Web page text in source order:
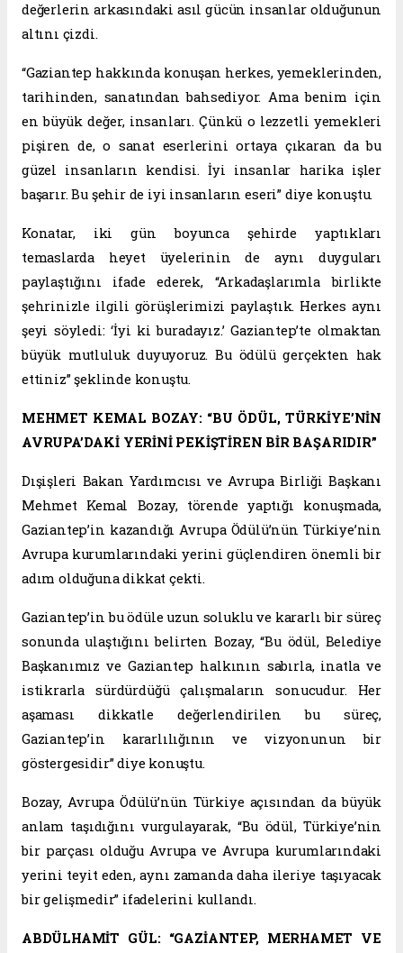
değerlerin arkasındaki asıl gücün insanlar olduğunun
altını çizdi.
“Gaziantep hakkında konuşan herkes, yemeklerinden,
tarihinden, sanatından bahsediyor. Ama benim için
en büyük değer, insanları. Çünkü o lezzetli yemekleri
pişiren de, o sanat eserlerini ortaya çıkaran da bu
güzel insanların kendisi. İyi insanlar harika işler
başarır. Bu şehir de iyi insanların eseri” diye konuştu.
Konatar, iki gün boyunca şehirde yaptıkları
temaslarda heyet üyelerinin de aynı duyguları
paylaştığını ifade ederek, “Arkadaşlarımla birlikte
şehrinizle ilgili görüşlerimizi paylaştık. Herkes aynı
şeyi söyledi: ‘İyi ki buradayız.’ Gaziantep’te olmaktan
büyük mutluluk duyuyoruz. Bu ödülü gerçekten hak
ettiniz” şeklinde konuştu.
MEHMET KEMAL BOZAY: “BU ÖDÜL, TÜRKİYE’NİN
AVRUPA’DAKİ YERİNİ PEKİŞTİREN BİR BAŞARIDIR”
Dışişleri Bakan Yardımcısı ve Avrupa Birliği Başkanı
Mehmet Kemal Bozay, törende yaptığı konuşmada,
Gaziantep’in kazandığı Avrupa Ödülü’nün Türkiye’nin
Avrupa kurumlarındaki yerini güçlendiren önemli bir
adım olduğuna dikkat çekti.
Gaziantep’in bu ödüle uzun soluklu ve kararlı bir süreç
sonunda ulaştığını belirten Bozay, “Bu ödül, Belediye
Başkanımız ve Gaziantep halkının sabırla, inatla ve
istikrarla sürdürdüğü çalışmaların sonucudur. Her
aşaması dikkatle değerlendirilen bu süreç,
Gaziantep’in kararlılığının ve vizyonunun bir
göstergesidir” diye konuştu.
Bozay, Avrupa Ödülü’nün Türkiye açısından da büyük
anlam taşıdığını vurgulayarak, “Bu ödül, Türkiye’nin
bir parçası olduğu Avrupa ve Avrupa kurumlarındaki
yerini teyit eden, aynı zamanda daha ileriye taşıyacak
bir gelişmedir” ifadelerini kullandı.
ABDÜLHAMİT GÜL: “GAZİANTEP, MERHAMET VE